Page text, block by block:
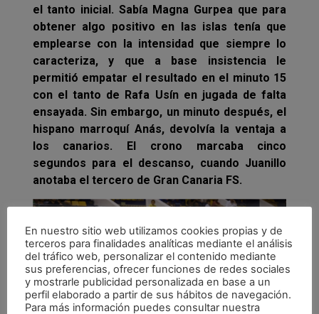
el tanto inicial. Sabía Magna Gurpea que para
obtener algo positivo en las islas tenía que
emplearse con la intensidad que siempre lo
caracteriza, y que a base insistencia le
permitió empatar el resultado en el minuto 15
con el tanto de Rafa Usín en jugada de falta
ensayada. Sin embargo, un minuto después, el
hispano marroquí Anás, devolvía la ventaja a
los canarios. El crono marcaba cinco
segundos para el descanso, cuando Juanillo
anotaba el tercero de Gran Canaria FS.
En nuestro sitio web utilizamos cookies propias y de
terceros para finalidades analíticas mediante el análisis
del tráfico web, personalizar el contenido mediante
sus preferencias, ofrecer funciones de redes sociales
y mostrarle publicidad personalizada en base a un
perfil elaborado a partir de sus hábitos de navegación.
Para más información puedes consultar nuestra